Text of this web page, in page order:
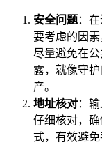
安全问题：
要考虑的因素
尽量避免在
露，就像守
产。
地址核对：
仔细核对，
式，有效避免